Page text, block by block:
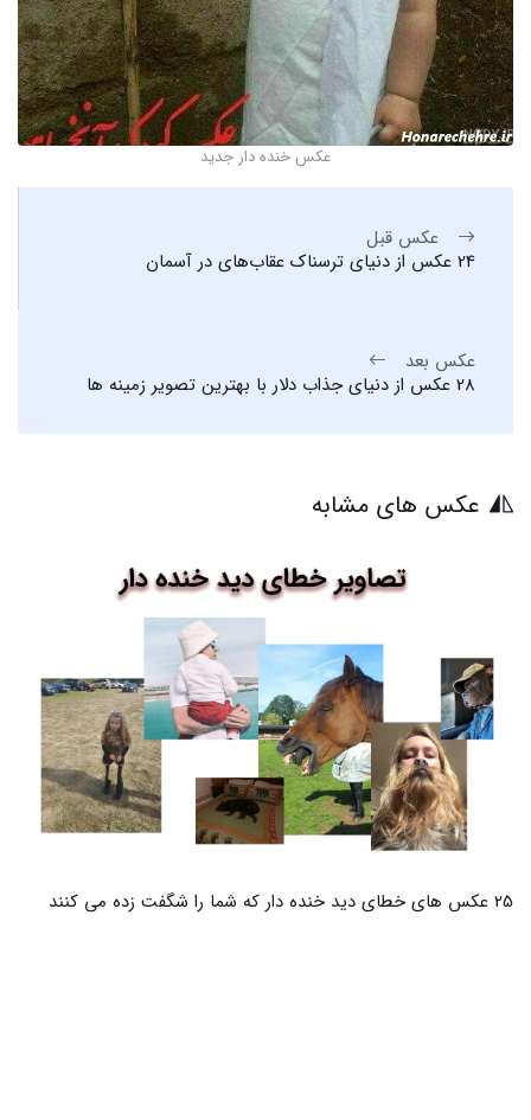
عکس خنده دار جدید
عکس قبل
24 عکس از دنیای ترسناک عقاب‌های در آسمان
عکس بعد
28 عکس از دنیای جذاب دلار با بهترین تصویر زمینه ها
عکس های مشابه